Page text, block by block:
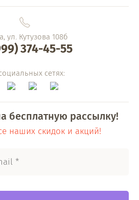
ул. Кутузова 108б
374-45-55
сетях:
бесплатную рассылку!
наших скидок и акций!